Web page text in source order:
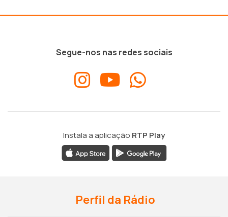
Segue-nos nas redes sociais
Instala a aplicação RTP Play
Perfil da Rádio